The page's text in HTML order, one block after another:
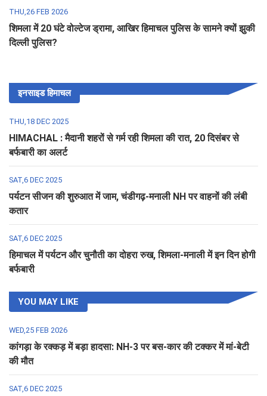
THU,26 FEB 2026
शिमला में 20 घंटे वोल्टेज ड्रामा, आखिर हिमाचल पुलिस के सामने क्यों झुकी
दिल्ली पुलिस?
इनसाइड हिमाचल
THU,18 DEC 2025
HIMACHAL : मैदानी शहरों से गर्म रही शिमला की रात, 20 दिसंबर से
बर्फबारी का अलर्ट
SAT,6 DEC 2025
पर्यटन सीजन की शुरुआत में जाम, चंडीगढ़-मनाली NH पर वाहनों की लंबी
कतार
SAT,6 DEC 2025
हिमाचल में पर्यटन और चुनौती का दोहरा रुख, शिमला-मनाली में इन दिन होगी
बर्फबारी
YOU MAY LIKE
WED,25 FEB 2026
कांगड़ा के रक्कड़ में बड़ा हादसा: NH-3 पर बस-कार की टक्कर में मां-बेटी
की मौत
SAT,6 DEC 2025